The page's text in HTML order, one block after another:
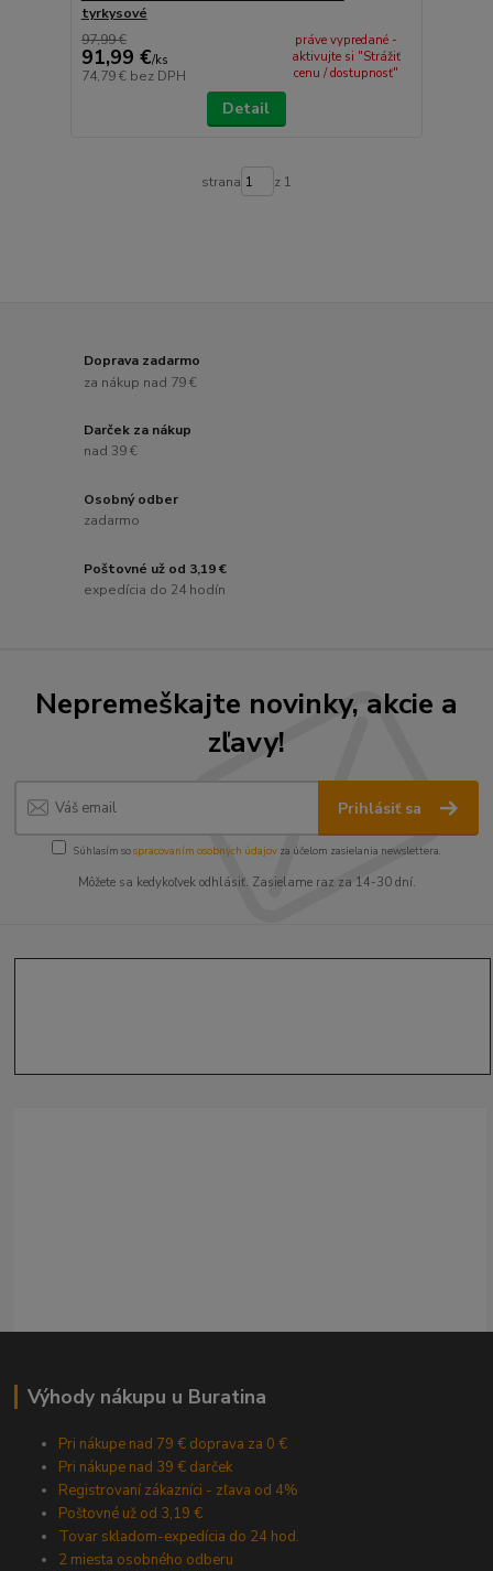
tyrkysové
97,99 €
91,99 €/ks
74,79 € bez DPH
práve vypredané -
aktivujte si "Strážiť
cenu / dostupnosť"
Detail
strana z 1
Doprava zadarmo
za nákup nad 79 €
Darček za nákup
nad 39 €
Osobný odber
zadarmo
Poštovné už od 3,19 €
expedícia do 24 hodín
Nepremeškajte novinky, akcie a
zľavy!
Prihlásiť sa
Súhlasím sospracovaním osobných údajov za účelom zasielania newslettera.
Môžete sa kedykoľvek odhlásiť. Zasielame raz za 14-30 dní.
Výhody nákupu u Buratina
Pri nákupe nad 79 € doprava za 0 €
Pri nákupe nad 39 € darček
Registrovaní zákazníci - zľava od 4%
Poštovné už od 3,19 €
Tovar skladom-expedícia do 24 hod.
2 miesta osobného odberu